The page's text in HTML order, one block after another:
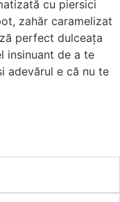
cu piersici
zahăr caramelizat
perfect dulceața
insinuant de a te
adevărul e că nu te